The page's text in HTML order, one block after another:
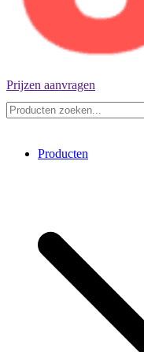
Prijzen aanvragen
Producten